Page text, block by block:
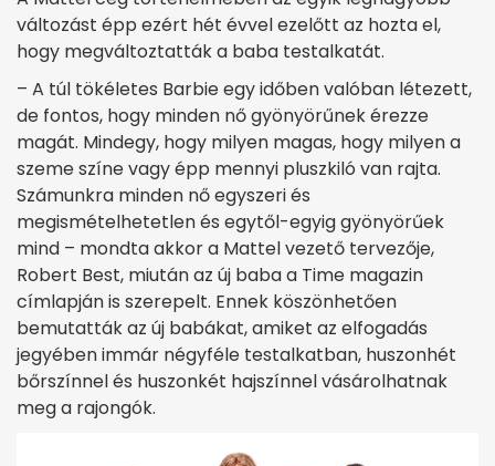
változást épp ezért hét évvel ezelőtt az hozta el,
hogy megváltoztatták a baba testalkatát.
– A túl tökéletes Barbie egy időben valóban létezett,
de fontos, hogy minden nő gyönyörűnek érezze
magát. Mindegy, hogy milyen magas, hogy milyen a
szeme színe vagy épp mennyi pluszkiló van rajta.
Számunkra minden nő egyszeri és
megismételhetetlen és egytől-egyig gyönyörűek
mind – mondta akkor a Mattel vezető tervezője,
Robert Best, miután az új baba a Time magazin
címlapján is szerepelt. Ennek köszönhetően
bemutatták az új babákat, amiket az elfogadás
jegyében immár négyféle testalkatban, huszonhét
bőrszínnel és huszonkét hajszínnel vásárolhatnak
meg a rajongók.